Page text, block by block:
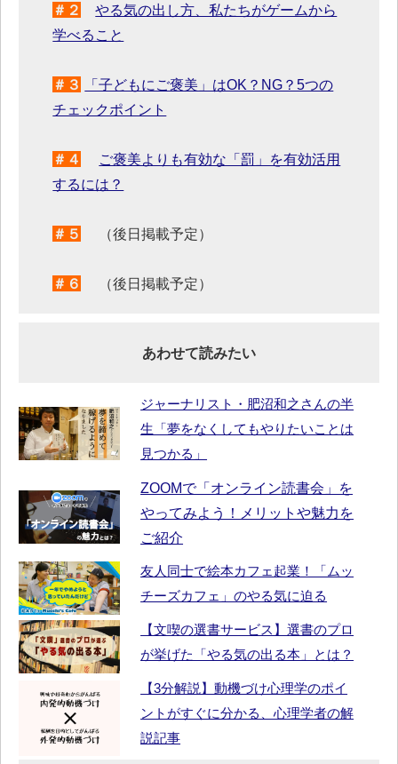
＃２
やる気の出し方、私たちがゲームから
学べること
＃３
「子どもにご褒美」はOK？NG？5つの
チェックポイント
＃４
ご褒美よりも有効な「罰」を有効活用
するには？
＃５ （後日掲載予定）
＃６ （後日掲載予定）
あわせて読みたい
ジャーナリスト・肥沼和之さんの半
生「夢をなくしてもやりたいことは
見つかる」
ZOOMで「オンライン読書会」を
やってみよう！メリットや魅力を
ご紹介
友人同士で絵本カフェ起業！「ムッ
チーズカフェ」のやる気に迫る
【文喫の選書サービス】選書のプロ
が挙げた「やる気の出る本」とは？
【3分解説】動機づけ心理学のポイ
ントがすぐに分かる、心理学者の解
説記事